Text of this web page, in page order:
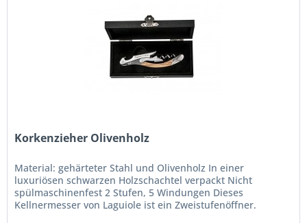
Korkenzieher Olivenholz
Material: gehärteter Stahl und Olivenholz In einer
luxuriösen schwarzen Holzschachtel verpackt Nicht
spülmaschinenfest 2 Stufen, 5 Windungen Dieses
Kellnermesser von Laguiole ist ein Zweistufenöffner.